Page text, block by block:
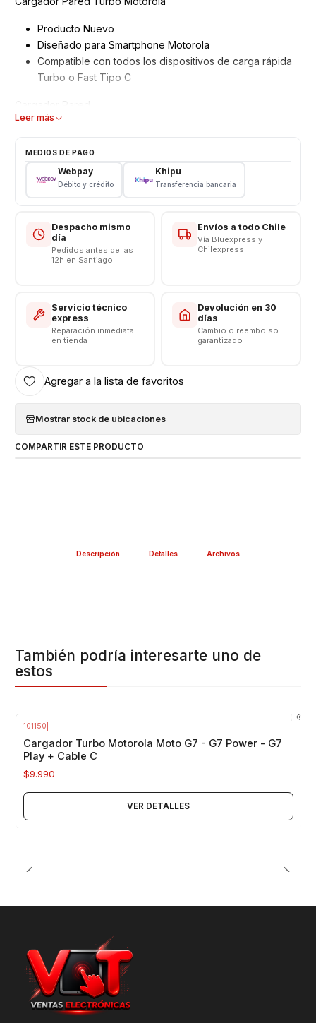
Producto Nuevo
Diseñado para Smartphone Motorola
Compatible con todos los dispositivos de carga rápida
Turbo o Fast Tipo C
Fuente de Alimentación: I.T.E
Standard Salida: 5V – 1.6A
Leer más
MEDIOS DE PAGO
Webpay
Débito y crédito
Khipu
Transferencia bancaria
Despacho mismo
día
Pedidos antes de las
12h en Santiago
Envíos a todo Chile
Vía Bluexpress y
Chilexpress
Servicio técnico
express
Reparación inmediata
en tienda
Devolución en 30
días
Cambio o reembolso
garantizado
Agregar a la lista de favoritos
Mostrar stock de ubicaciones
COMPARTIR ESTE PRODUCTO
Descripción Detalles Archivos
También podría interesarte uno de
estos
101150
Cargador Turbo Motorola Moto G7 - G7 Power - G7
Play + Cable C
$9.990
VER DETALLES